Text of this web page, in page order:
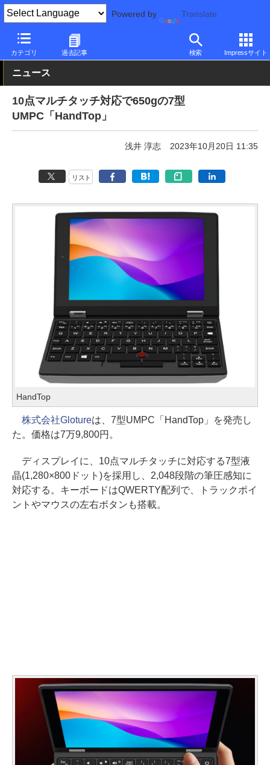
Powered by Translate
カテゴリ 過去記事 検索 Impressサイト
PC Watch パソコン/タブレット/スマートフォン NUC/小型パソコ
ニュース
10点マルチタッチ対応で650gの7型
UMPC「HandTop」
浅井 淳志 2023年10月20日 11:35
リスト
HandTop
株式会社Glotureは、7型UMPC「HandTop」を発売し
た。価格は7万9,800円。
ディスプレイに、10点マルチタッチに対応する7型液
晶(1,280×800ドット)を採用し、2,048段階の筆圧感知に
対応する。キーボードはQWERTY配列で、トラックポイ
ントやマウスの左右ボタンも搭載。